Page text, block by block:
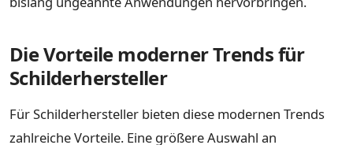
Die Vorteile moderner Trends für
Schilderhersteller
Für Schilderhersteller bieten diese modernen Trends
zahlreiche Vorteile. Eine größere Auswahl an